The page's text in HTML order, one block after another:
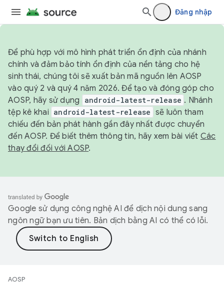
Đăng nhập
Để phù hợp với mô hình phát triển ổn định của nhánh
chính và đảm bảo tính ổn định của nền tảng cho hệ
sinh thái, chúng tôi sẽ xuất bản mã nguồn lên AOSP
vào quý 2 và quý 4 năm 2026. Để tạo và đóng góp cho
AOSP, hãy sử dụng
android-latest-release . Nhánh
tệp kê khai android-latest-release sẽ luôn tham
chiếu đến bản phát hành gần đây nhất được chuyển
đến AOSP. Để biết thêm thông tin, hãy xem bài viết Các
thay đổi đối với AOSP.
Google sử dụng công nghệ AI để dịch nội dung sang
ngôn ngữ bạn ưu tiên. Bản dịch bằng AI có thể có lỗi.
AOSP